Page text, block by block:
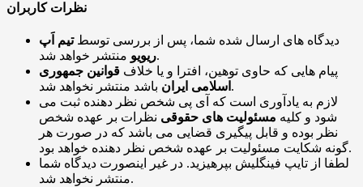
نظرات کاربران
دیدگاه های ارسال شده شما، پس از بررسی توسطتیم اَپ
ریویومنتشر خواهد شد.
پیام هایی که حاوی توهین، افترا و یا خلاف قوانین جمهوری
اسلامی ایران باشد منتشر نخواهد شد.
لازم به یادآوری است که آی پی شخص نظر دهنده ثبت می
شود و کلیه مسئولیت های حقوقی نظرات بر عهده شخص
نظر بوده و قابل پیگیری قضایی می باشد که در صورت هر
گونه شکایت مسئولیت بر عهده شخص نظر دهنده خواهد بود.
لطفا از تایپ فینگلیش بپرهیزید. در غیر اینصورت دیدگاه شما
منتشر نخواهد شد.